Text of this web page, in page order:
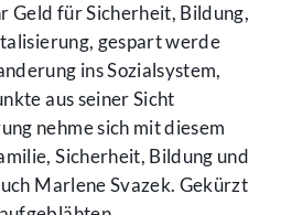
Geld für Sicherheit, Bildung,
gespart werde
ins Sozialsystem,
aus seiner Sicht
nehme sich mit diesem
Sicherheit, Bildung und
Marlene Svazek. Gekürzt